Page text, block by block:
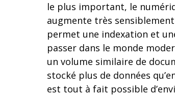
le plus important, le
augmente très
permet une indexation et
passer dans le monde
un volume similaire de
stocké plus de données
est tout à fait possible